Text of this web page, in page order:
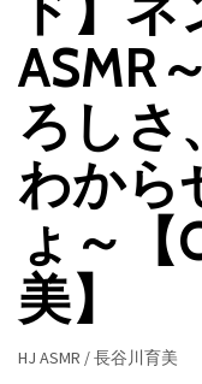
ASMR
ろしさ
わから
ょ～【
美】
HJ ASMR / 長谷川育美